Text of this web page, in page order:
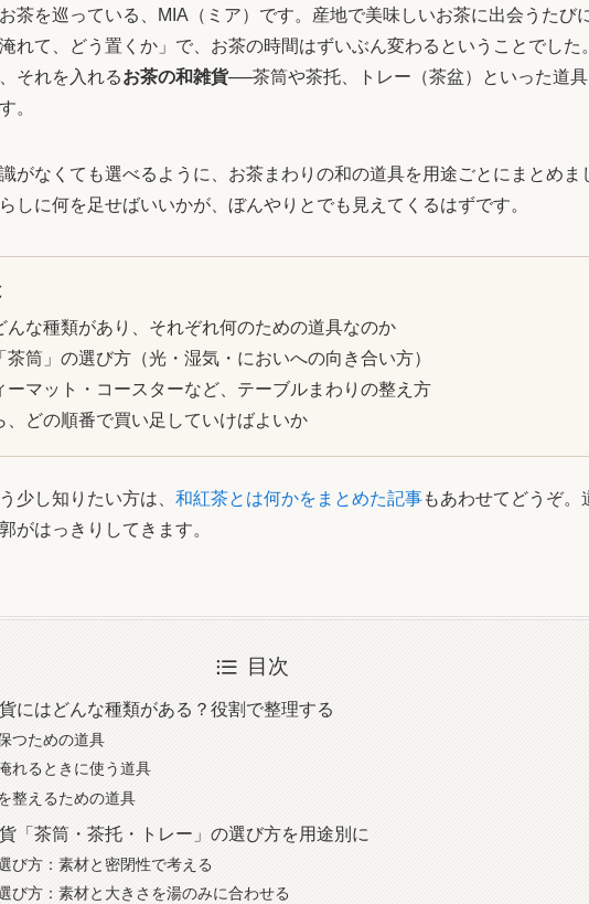
茶を巡っている、MIA（ミア）です。産地で美味しいお茶に出会うたび
れて、どう置くか」で、お茶の時間はずいぶん変わるということでした
それを入れるお茶の和雑貨──茶筒や茶托、トレー（茶盆）といった道
。
がなくても選べるように、お茶まわりの和の道具を用途ごとにまとめま
しに何を足せばいいかが、ぼんやりとでも見えてくるはずです。
んな種類があり、それぞれ何のための道具なのか
筒」の選び方（光・湿気・においへの向き合い方）
ーマット・コースターなど、テーブルまわりの整え方
、どの順番で買い足していけばよいか
少し知りたい方は、 和紅茶とは何かをまとめた記事もあわせてどうぞ。
がはっきりしてきます。
目次
にはどんな種類がある？役割で整理する
つための道具
れるときに使う道具
整えるための道具
「茶筒・茶托・トレー」の選び方を用途別に
び方：素材と密閉性で考える
び方：素材と大きさを湯のみに合わせる